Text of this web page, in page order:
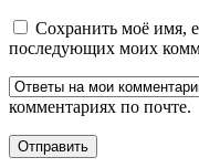
Сохранить моё имя,
последующих моих
комментариях по почте.